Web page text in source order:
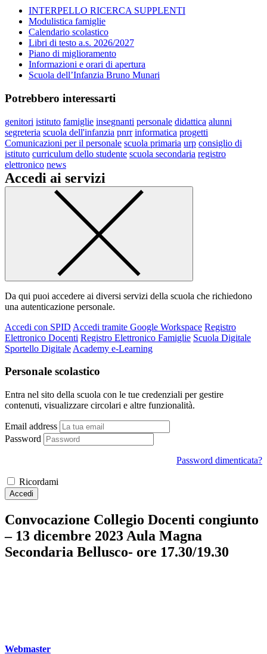
INTERPELLO RICERCA SUPPLENTI
Modulistica famiglie
Calendario scolastico
Libri di testo a.s. 2026/2027
Piano di miglioramento
Informazioni e orari di apertura
Scuola dell’Infanzia Bruno Munari
Potrebbero interessarti
genitori istituto famiglie insegnanti personale didattica alunni
segreteria scuola dell'infanzia pnrr informatica progetti
Comunicazioni per il personale scuola primaria urp consiglio di
istituto curriculum dello studente scuola secondaria registro
elettronico news
Accedi ai servizi
Da qui puoi accedere ai diversi servizi della scuola che richiedono
una autenticazione personale.
Accedi con SPID Accedi tramite Google Workspace Registro
Elettronico Docenti Registro Elettronico Famiglie Scuola Digitale
Sportello Digitale Academy e-Learning
Personale scolastico
Entra nel sito della scuola con le tue credenziali per gestire
contenuti, visualizzare circolari e altre funzionalità.
Email address
Password
Password dimenticata?
Ricordami
Accedi
Convocazione Collegio Docenti congiunto
– 13 dicembre 2023 Aula Magna
Secondaria Bellusco- ore 17.30/19.30
Webmaster